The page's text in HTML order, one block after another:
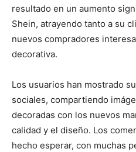
resultado en un aumento
Shein, atrayendo tanto a su
nuevos compradores
decorativa.
Los usuarios han mostrado
sociales, compartiendo
decoradas con los nuevos
calidad y el diseño. Los
hecho esperar, con muchas